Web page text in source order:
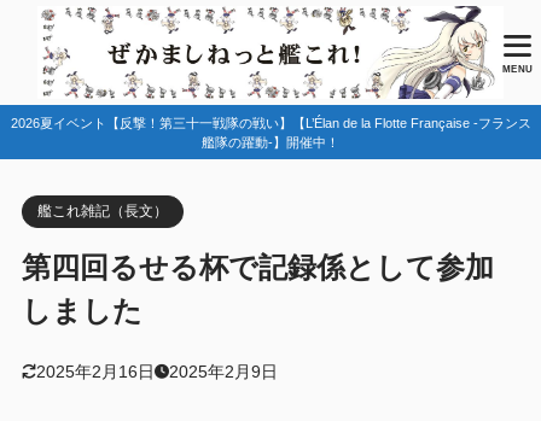
MENU
2026夏イベント【反撃！第三十一戦隊の戦い】【L’Élan de la Flotte Française -フランス
艦隊の躍動-】開催中！
艦これ雑記（長文）
第四回るせる杯で記録係として参加
しました
2025年2月16日 2025年2月9日
目次
1.2 大会紹介ページ
2 チーム「こわくないよ」に関して
2.1 チームの結果